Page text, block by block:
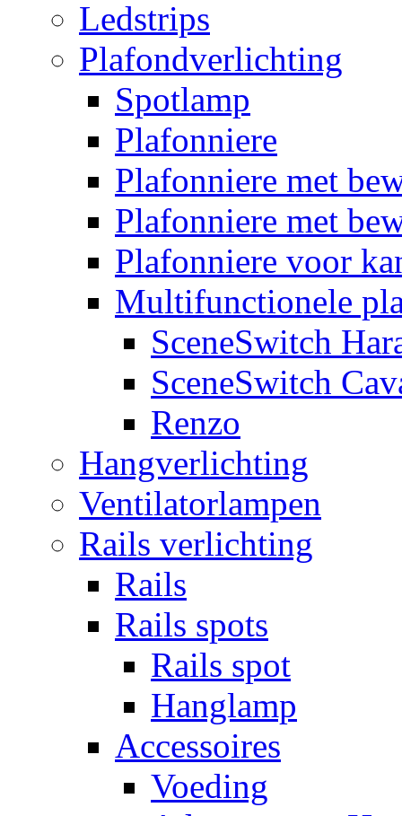
Ledstrips
Plafondverlichting
Spotlamp
Plafonniere
Plafonniere met
Plafonniere met
Plafonniere voor
Multifunctionele
SceneSwitch
SceneSwitch
Renzo
Hangverlichting
Ventilatorlampen
Rails verlichting
Rails
Rails spots
Rails spot
Hanglamp
Accessoires
Voeding